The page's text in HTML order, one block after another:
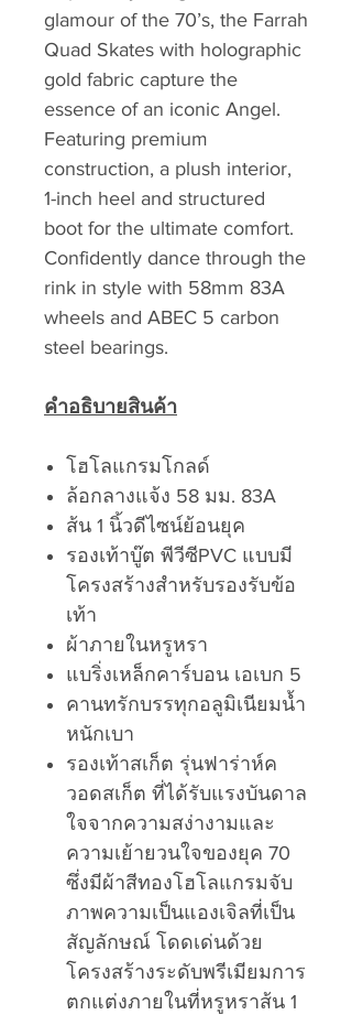
glamour of the 70’s, the Farrah
Quad Skates with holographic
gold fabric capture the
essence of an iconic Angel.
Featuring premium
construction, a plush interior,
1-inch heel and structured
boot for the ultimate comfort.
Confidently dance through the
rink in style with 58mm 83A
wheels and ABEC 5 carbon
steel bearings.
คำอธิบายสินค้า
โฮโลแกรมโกลด์
ล้อกลางแจ้ง 58 มม. 83A
ส้น 1 นิ้วดีไซน์ย้อนยุค
รองเท้าบู๊ต พีวีซีPVC แบบมี
โครงสร้างสำหรับรองรับข้อ
เท้า
ผ้าภายในหรูหรา
แบริ่งเหล็กคาร์บอน เอเบก 5
คานทรักบรรทุกอลูมิเนียมน้ำ
หนักเบา
รองเท้าสเก็ต รุ่นฟาร่าห์ค
วอดสเก็ต ที่ได้รับแรงบันดาล
ใจจากความสง่างามและ
ความเย้ายวนใจของยุค 70
ซึ่งมีผ้าสีทองโฮโลแกรมจับ
ภาพความเป็นแองเจิลที่เป็น
สัญลักษณ์ โดดเด่นด้วย
โครงสร้างระดับพรีเมียมการ
ตกแต่งภายในที่หรูหราส้น 1